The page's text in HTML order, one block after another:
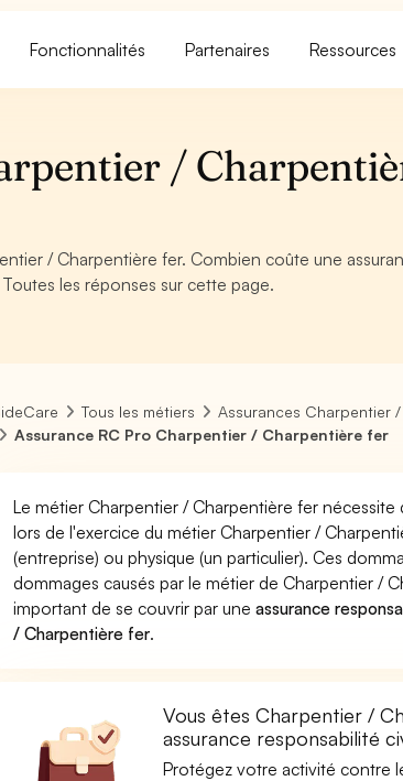
Fonctionnalités Partenaires Ressources
/
/ Charpentière fer. Combien coûte une
les réponses sur cette page.
Tous les métiers
Assurances Charpentier
Assurance RC Pro Charpentier / Charpentière fer
Le métier Charpentier / Charpentière fer
lors de l'exercice du métier Charpentier /
(entreprise) ou physique (un particulier). Ces
dommages causés par le métier de Charpentier /
important de se couvrir par uneassurance
/ Charpentière fer.
Vous êtes Charpentier /
assurance responsabilité
Protégez votre activité contre